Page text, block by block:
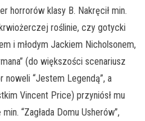
horrorów klasy B. Nakręcił min.
roślinie, czy gotycki
i młodym Jackiem Nicholsonem,
(do większości scenariusz
noweli “Jestem Legendą”, a
Vincent Price) przyniósł mu
“Zagłada Domu Usherów”,